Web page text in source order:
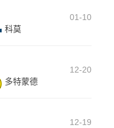
01-10
科莫
12-20
多特蒙德
12-19